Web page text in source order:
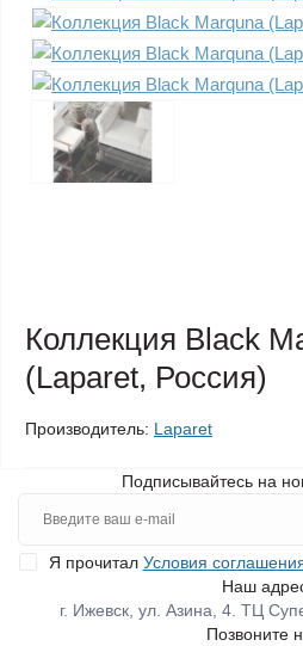
Коллекция Black
(Laparet, Россия)
Производитель: Laparet
Подписывайтесь на
Я прочитал Условия
Наш
г. Ижевск, ул. Азина, 4. ТЦ
Позвоните